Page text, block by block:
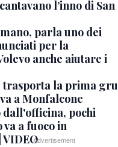
l’inno di San
parla uno dei
per la
anche aiutare i
trasporta la prima gru
a Monfalcone
pochi
a fuoco in
VIDEO